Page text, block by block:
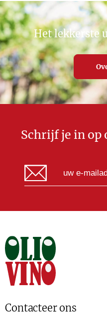
Het lekkerste
Schrijf je in op
Contacteer ons